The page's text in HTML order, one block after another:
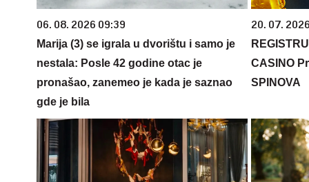
06. 08. 2026 09:39
Marija (3) se igrala u dvorištu i samo je
nestala: Posle 42 godine otac je
pronašao, zanemeo je kada je saznao
gde je bila
20. 07.
CASINO
SPINOVA